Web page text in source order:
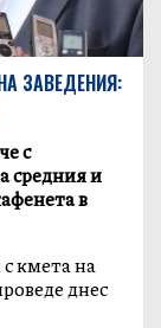
ЗАВЕДЕНИЯ:
с
средния и
в
кмета на
днес